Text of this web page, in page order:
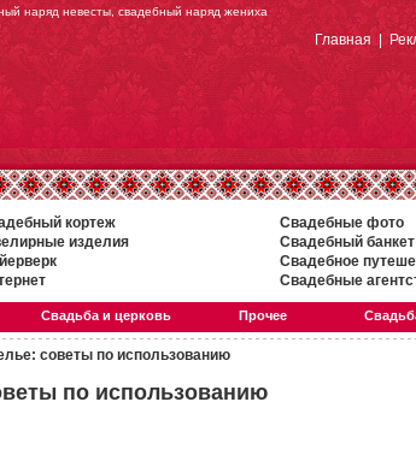
наряд невесты, свадебный наряд жениха
Главная|
кортеж Свадебные фото
изделия Свадебный банкет
Свадебное
Свадебные
Свадьба и церковь Прочее
советы по использованию
по использованию